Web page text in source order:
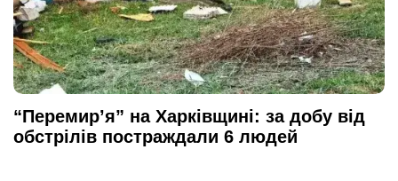
“Перемир’я” на Харківщині: за добу від
обстрілів постраждали 6 людей